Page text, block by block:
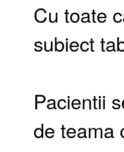
Cu toate
subiect
Pacientii
de teama